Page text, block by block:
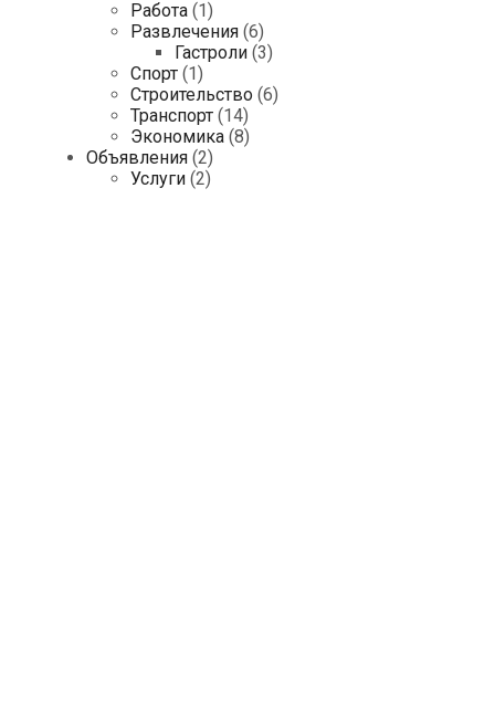
Работа (1)
Развлечения (6)
Гастроли (3)
Спорт (1)
Строительство (6)
Транспорт (14)
Экономика (8)
Объявления (2)
Услуги (2)